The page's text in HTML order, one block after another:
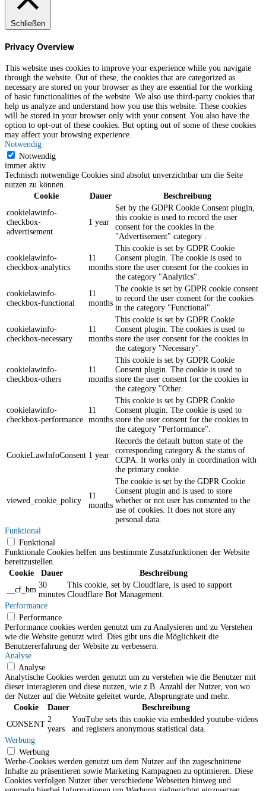
Schließen
Privacy Overview
This website uses cookies to improve your experience while you navigate
through the website. Out of these, the cookies that are categorized as
necessary are stored on your browser as they are essential for the working
of basic functionalities of the website. We also use third-party cookies that
help us analyze and understand how you use this website. These cookies
will be stored in your browser only with your consent. You also have the
option to opt-out of these cookies. But opting out of some of these cookies
may affect your browsing experience.
Notwendig
Notwendig
immer aktiv
Technisch notwendige Cookies sind absolut unverzichtbar um die Seite
nutzen zu können.
Cookie
Dauer
Beschreibung
cookielawinfo-
checkbox-
advertisement
1 year
Set by the GDPR Cookie Consent plugin,
this cookie is used to record the user
consent for the cookies in the
"Advertisement" category .
cookielawinfo-
checkbox-analytics
11
months
This cookie is set by GDPR Cookie
Consent plugin. The cookie is used to
store the user consent for the cookies in
the category "Analytics".
cookielawinfo-
checkbox-functional
11
months
The cookie is set by GDPR cookie consent
to record the user consent for the cookies
in the category "Functional".
cookielawinfo-
checkbox-necessary
11
months
This cookie is set by GDPR Cookie
Consent plugin. The cookies is used to
store the user consent for the cookies in
the category "Necessary".
cookielawinfo-
checkbox-others
11
months
This cookie is set by GDPR Cookie
Consent plugin. The cookie is used to
store the user consent for the cookies in
the category "Other.
cookielawinfo-
checkbox-performance
11
months
This cookie is set by GDPR Cookie
Consent plugin. The cookie is used to
store the user consent for the cookies in
the category "Performance".
CookieLawInfoConsent 1 year
Records the default button state of the
corresponding category & the status of
CCPA. It works only in coordination with
the primary cookie.
viewed_cookie_policy
11
months
The cookie is set by the GDPR Cookie
Consent plugin and is used to store
whether or not user has consented to the
use of cookies. It does not store any
personal data.
Funktional
Funktional
Funktionale Cookies helfen uns bestimmte Zusatzfunktionen der Website
bereitzustellen.
Cookie
Dauer
Beschreibung
__cf_bm
30
minutes
This cookie, set by Cloudflare, is used to support
Cloudflare Bot Management.
Performance
Performance
Performance cookies werden genutzt um zu Analysieren und zu Verstehen
wie die Website genutzt wird. Dies gibt uns die Möglichkeit die
Benutzererfahrung der Website zu verbessern.
Analyse
Analyse
Analytische Cookies werden genutzt um zu verstehen wie die Benutzer mit
dieser interagieren und diese nutzen, wie z.B. Anzahl der Nutzer, von wo
der Nutzer auf die Website geleitet wurde, Absprungrate und mehr.
Cookie
Dauer
Beschreibung
CONSENT
2
years
YouTube sets this cookie via embedded youtube-videos
and registers anonymous statistical data.
Werbung
Werbung
Werbe-Cookies werden genutzt um dem Nutzer auf ihn zugeschnittene
Inhalte zu präsentieren sowie Marketing Kampagnen zu optimieren. Diese
Cookies verfolgen Nutzer über verschiedene Webseiten hinweg und